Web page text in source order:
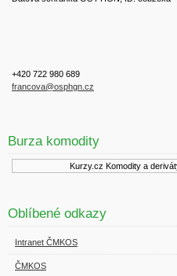
+420 722 980 689
francova@osphgn.cz
Burza komodity
Kurzy.cz Komodity a deriváty
Oblíbené odkazy
Intranet ČMKOS
ČMKOS